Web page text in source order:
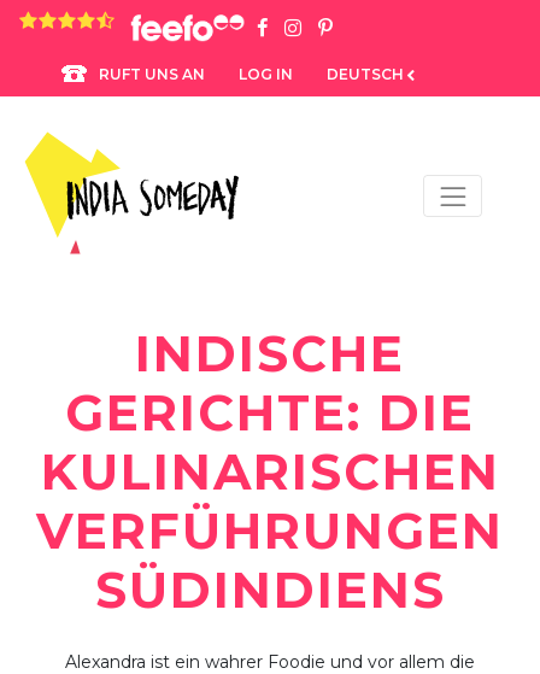
4.8 rating based on 1,234 ratings
RUFT UNS AN LOG IN DEUTSCH
INDISCHE
GERICHTE: DIE
KULINARISCHEN
VERFÜHRUNGEN
SÜDINDIENS
Alexandra ist ein wahrer Foodie und vor allem die